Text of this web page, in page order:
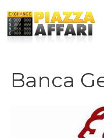
contenuto
Banca